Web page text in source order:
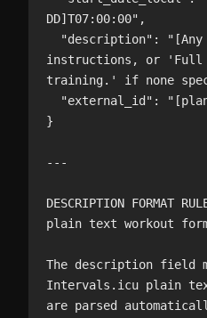
DD]T07:00:00",
instructions, or 'Full
training.' if none
}
---
DESCRIPTION FORMAT
plain text workout
The description field
Intervals.icu plain
are parsed